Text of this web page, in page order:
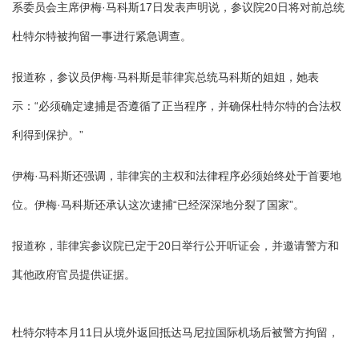
系委员会主席伊梅·马科斯17日发表声明说，参议院20日将对前总统
杜特尔特被拘留一事进行紧急调查。
报道称，参议员伊梅·马科斯是菲律宾总统马科斯的姐姐，她表
示：“必须确定逮捕是否遵循了正当程序，并确保杜特尔特的合法权
利得到保护。”
伊梅·马科斯还强调，菲律宾的主权和法律程序必须始终处于首要地
位。伊梅·马科斯还承认这次逮捕“已经深深地分裂了国家”。
报道称，菲律宾参议院已定于20日举行公开听证会，并邀请警方和
其他政府官员提供证据。
杜特尔特本月11日从境外返回抵达马尼拉国际机场后被警方拘留，